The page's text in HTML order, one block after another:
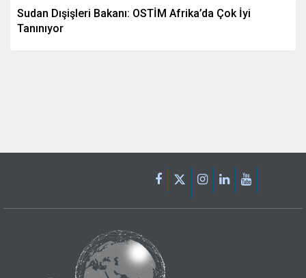
Sudan Dışişleri Bakanı: OSTİM Afrika’da Çok İyi
Tanınıyor